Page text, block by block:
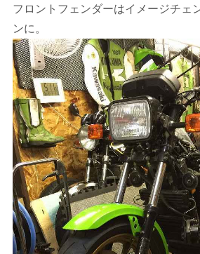
フロントフェンダーはイメージチェ
ンに。